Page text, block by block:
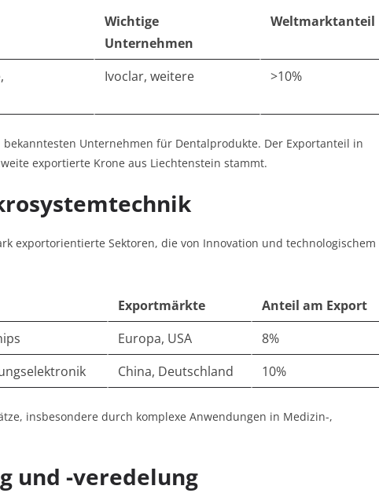
Wichtige
Unternehmen
Weltmarktanteil
Ivoclar, weitere >10%
Unternehmen für Dentalprodukte. Der Exportanteil in
exportierte Krone aus Liechtenstein stammt.
exportorientierte Sektoren, die von Innovation und technologischem
Exportmärkte
Anteil am Export
Europa, USA
8%
China, Deutschland 10%
insbesondere durch komplexe Anwendungen in Medizin-,
und -veredelung